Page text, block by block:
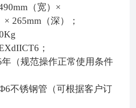
mm（宽）×
× 265mm（深）
；
；
年（规范操作正常使用条件
不锈钢管（可根据客户订